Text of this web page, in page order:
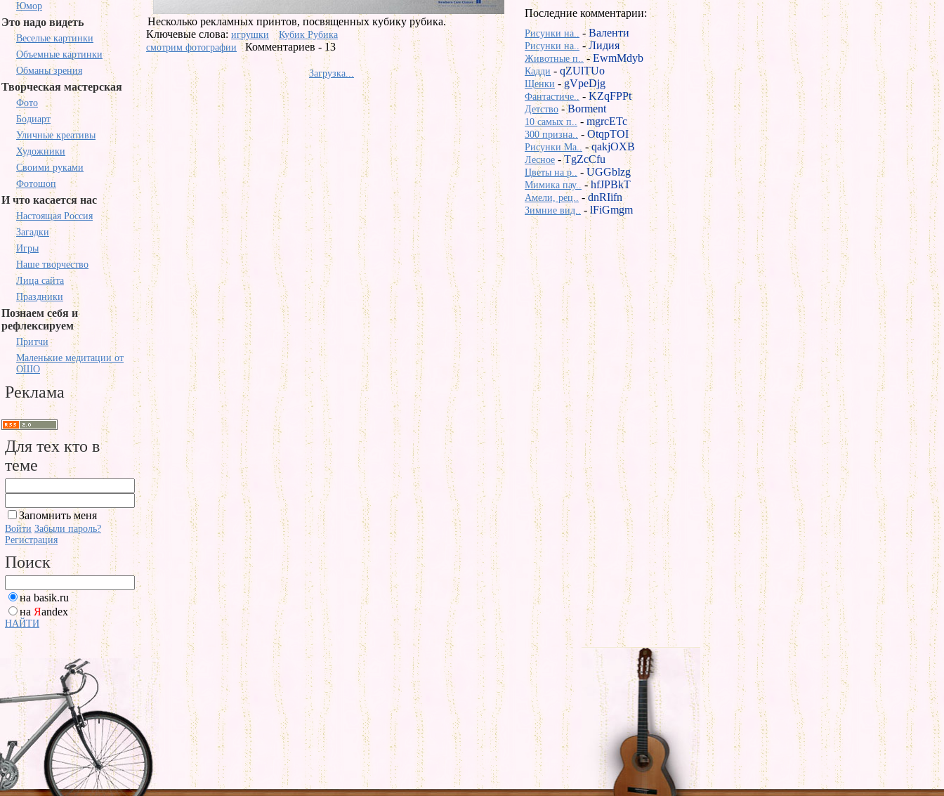
Юмор
Это надо видеть
Веселые картинки
Объемные картинки
Обманы зрения
Творческая мастерская
Фото
Бодиарт
Уличные креативы
Художники
Своими руками
Фотошоп
И что касается нас
Настоящая Россия
Загадки
Игры
Наше творчество
Лица сайта
Праздники
Познаем себя и
рефлексируем
Притчи
Маленькие медитации от
ОШО
Реклама
Для тех кто в
теме
Запомнить меня
Войти Забыли пароль?
Регистрация
Поиск
на basik.ru
на Яandex
НАЙТИ
Несколько рекламных принтов, посвященных кубику рубика.
Ключевые слова: игрушки
Кубик Рубика
смотрим фотографии
Комментариев - 13
Загрузка...
Последние комментарии:
Рисунки на.. - Валенти
Рисунки на.. -Лидия
Животные п.. -EwmMdyb
Кадди - qZUlTUo
Щенки -gVpeDjg
Фантастиче.. - KZqFPPt
Детство -Borment
10 самых п.. - mgrcETc
300 призна.. - OtqpTOI
Рисунки Ma.. -qakjOXB
Лесное -TgZcCfu
Цветы на р.. - UGGblzg
Мимика пау.. -hfJPBkT
Амели, рец.. -dnRIifn
Зимние вид.. - lFiGmgm